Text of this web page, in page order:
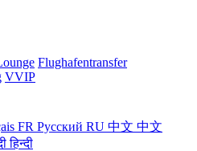
Flughafentransfer
VVIP
FR Русский RU 中文 中文
हिन्दी